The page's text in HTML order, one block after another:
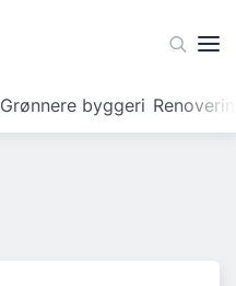
Grønnere byggeri